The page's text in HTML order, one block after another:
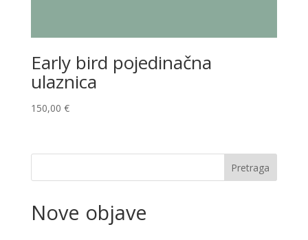
Early bird pojedinačna
ulaznica
150,00 €
Pretraga
Nove objave